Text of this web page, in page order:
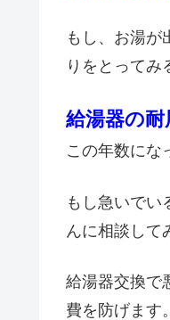
もし、お湯が
りをとってみ
給湯器の耐
この年数にな
もし急いでい
んに相談して
給湯器交換で
費を防げます。